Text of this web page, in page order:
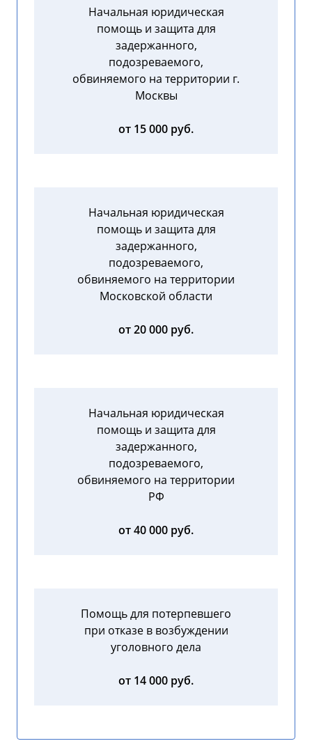
Начальная юридическая
помощь и защита для
задержанного,
подозреваемого,
обвиняемого на территории г.
Москвы
от 15 000 руб.
Начальная юридическая
помощь и защита для
задержанного,
подозреваемого,
обвиняемого на территории
Московской области
от 20 000 руб.
Начальная юридическая
помощь и защита для
задержанного,
подозреваемого,
обвиняемого на территории
РФ
от 40 000 руб.
Помощь для потерпевшего
при отказе в возбуждении
уголовного дела
от 14 000 руб.